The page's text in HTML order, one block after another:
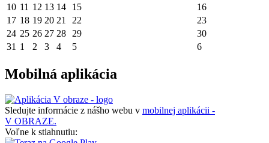
10 11 12 13 14 15
16
17 18 19 20 21 22
23
24 25 26 27 28 29
30
31 1 2 3 4 5 6
Mobilná aplikácia
Sledujte informácie z nášho webu v mobilnej aplikácii -
V OBRAZE.
Voľne k stiahnutiu: